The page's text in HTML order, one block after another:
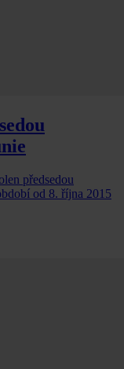
předsedou
od 8. října 2015